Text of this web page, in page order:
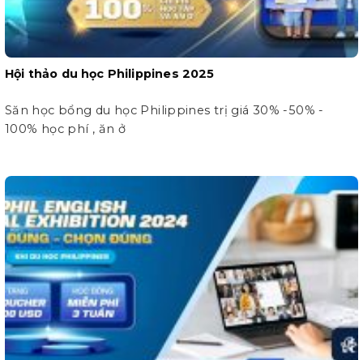
Hội thảo du học Philippines 2025
Săn học bổng du học Philippines trị giá 30% -50% -
100% học phí , ăn ở